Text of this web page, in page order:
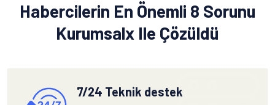
Habercilerin En Önemli 8 Sorunu
Kurumsalx Ile Çözüldü
7/24 Teknik destek